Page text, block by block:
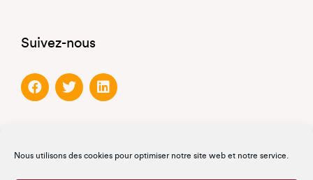
Nous utilisons des cookies pour optimiser notre site web et notre service.
Suivez-nous